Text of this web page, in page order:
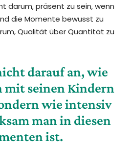
darum, präsent zu sein, wenn
die Momente bewusst zu
Qualität über Quantität zu
darauf an, wie
mit seinen Kindern
wie intensiv
man in diesen
ist.